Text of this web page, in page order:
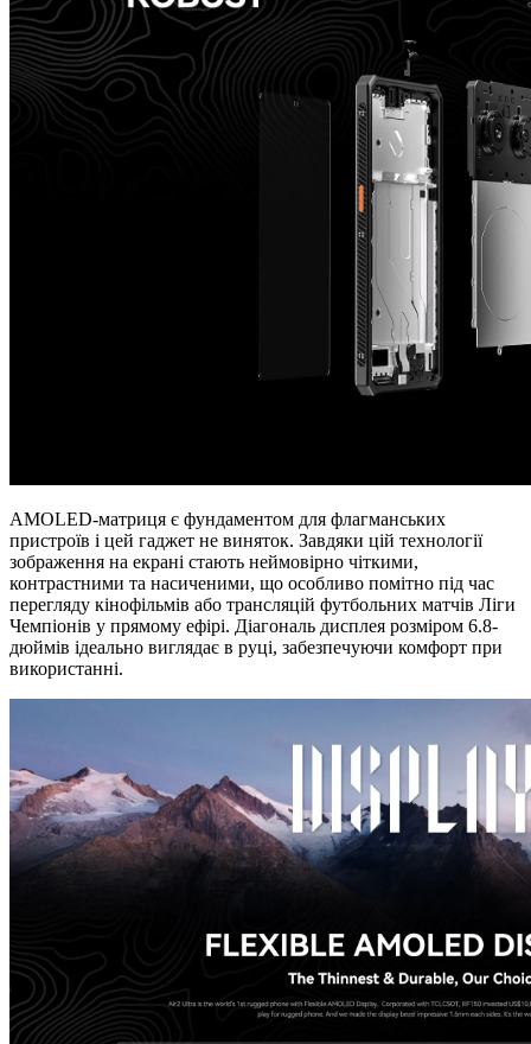
AMOLED-матриця є фундаментом для флагманських
пристроїв і цей гаджет не виняток. Завдяки цій технології
зображення на екрані стають неймовірно чіткими,
контрастними та насиченими, що особливо помітно під час
перегляду кінофільмів або трансляцій футбольних матчів Ліги
Чемпіонів у прямому ефірі. Діагональ дисплея розміром 6.8-
дюймів ідеально виглядає в руці, забезпечуючи комфорт при
використанні.